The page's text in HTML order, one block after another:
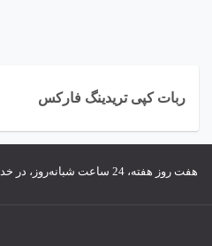
ربات کپی تریدینگ فارکس
هفت روز هفته، 24 ساعت شبانه‌روز، در خدمت شما هستیم.